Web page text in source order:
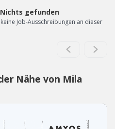
Nichts gefunden
Job-Ausschreibungen an dieser
Nähe von Mila